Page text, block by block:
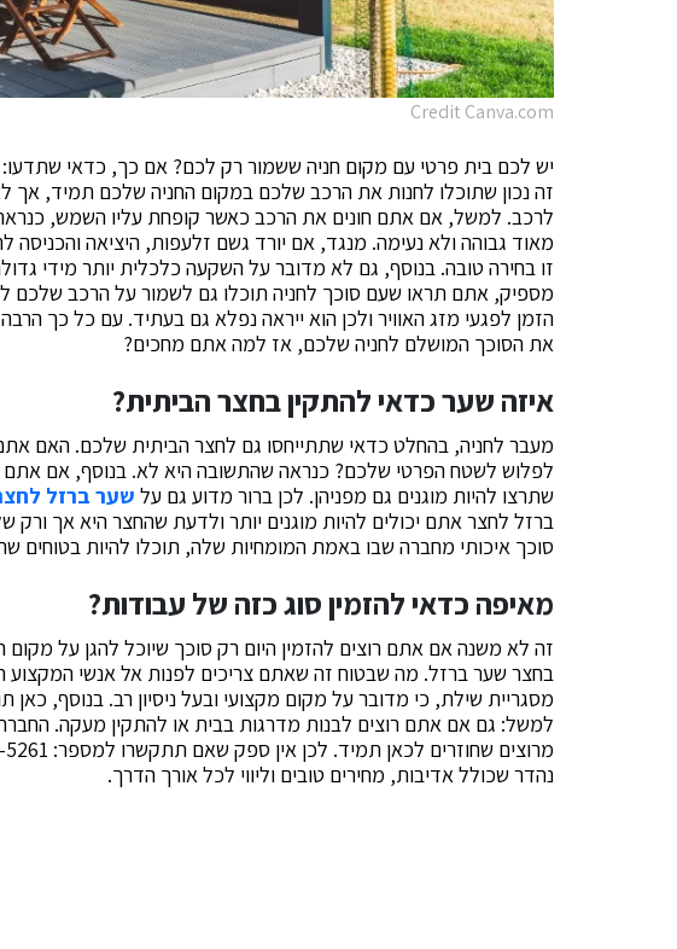
Credit Canva.com
יש לכם בית פרטי עם מקום חניה ששמור רק לכם? אם כך, כדאי
זה נכון שתוכלו לחנות את הרכב שלכם במקום החניה שלכם תמיד, אך
לרכב. למשל, אם אתם חונים את הרכב כאשר קופחת עליו השמש,
מאוד גבוהה ולא נעימה. מנגד, אם יורד גשם זלעפות, היציאה והכניסה
זו בחירה טובה. בנוסף, גם לא מדובר על השקעה כלכלית יותר מידי
מספיק, אתם תראו שעם סוכך לחניה תוכלו גם לשמור על הרכב שלכם
הזמן לפגעי מזג האוויר ולכן הוא ייראה נפלא גם בעתיד. עם כל כך
את הסוכך המושלם לחניה שלכם, אז למה אתם מחכים?
איזה שער כדאי להתקין בחצר הביתית?
מעבר לחניה, בהחלט כדאי שתתייחסו גם לחצר הביתית שלכם. האם
לפלוש לשטח הפרטי שלכם? כנראה שהתשובה היא לא. בנוסף, אם אתם
שתרצו להיות מוגנים גם מפניהן. לכן ברור מדוע גם על שער ברזל
ברזל לחצר אתם יכולים להיות מוגנים יותר ולדעת שהחצר היא אך ורק
סוכך איכותי מחברה שבו באמת המומחיות שלה, תוכלו להיות בטוחים
מאיפה כדאי להזמין סוג כזה של עבודות?
זה לא משנה אם אתם רוצים להזמין היום רק סוכך שיוכל להגן על
בחצר שער ברזל. מה שבטוח זה שאתם צריכים לפנות אל אנשי המקצוע
מסגריית שילת, כי מדובר על מקום מקצועי ובעל ניסיון רב. בנוסף,
למשל: גם אם אתם רוצים לבנות מדרגות בבית או להתקין מעקה.
נהדר שכולל אדיבות, מחירים טובים וליווי לכל אורך הדרך.